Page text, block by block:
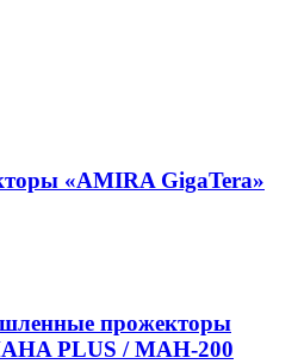
«AMIRA GigaTera»
прожекторы
PLUS / MAH-200